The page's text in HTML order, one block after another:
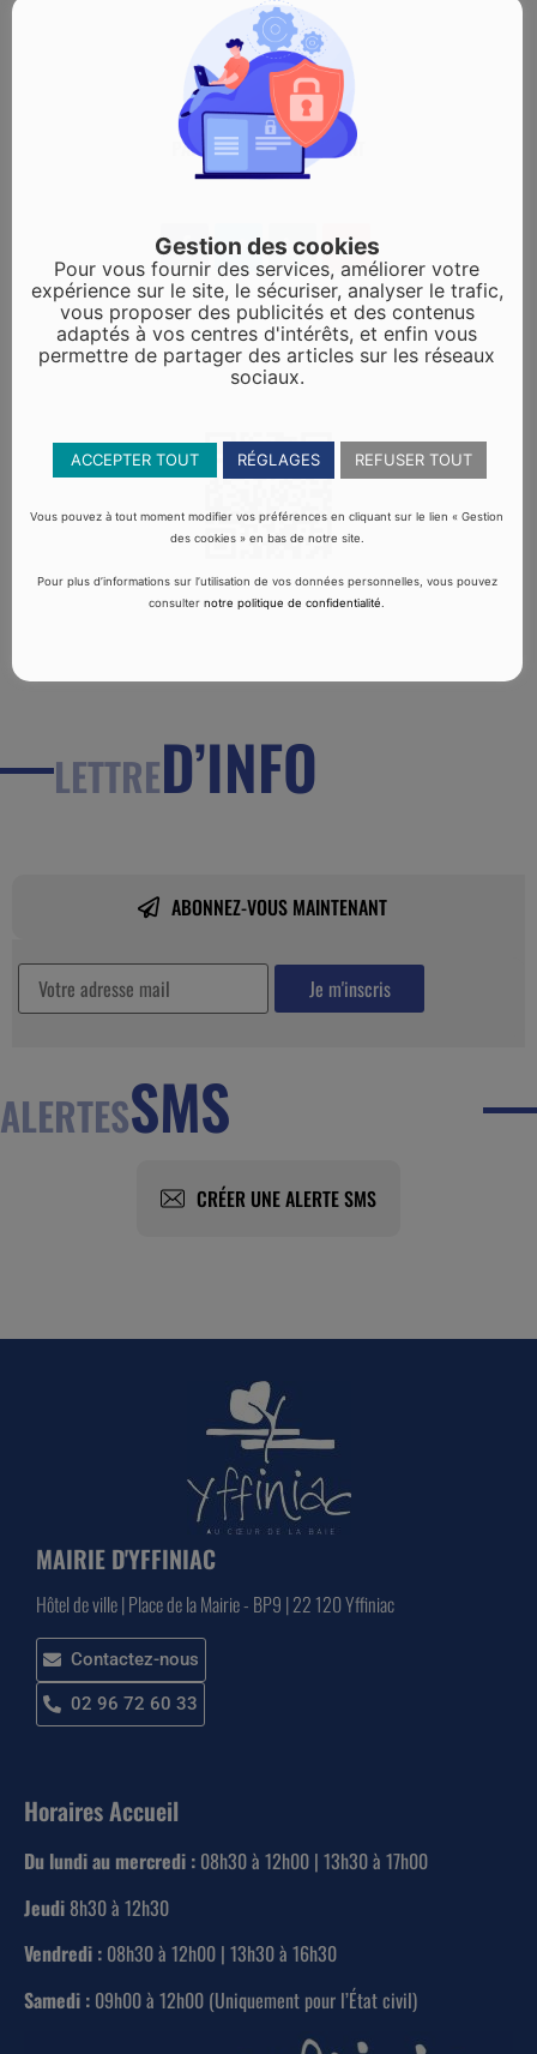
PARTAGEZ CET ÉVÉNEMENT
LETTRED’INFO
ABONNEZ-VOUS MAINTENANT
ALERTESSMS
CRÉER UNE ALERTE SMS
MAIRIE D'YFFINIAC
Hôtel de ville | Place de la Mairie - BP9 | 22 120 Yffiniac
Contactez-nous
02 96 72 60 33
Horaires Accueil
Du lundi au mercredi : 08h30 à 12h00 | 13h30 à 17h00
Jeudi 8h30 à 12h30
Vendredi : 08h30 à 12h00 | 13h30 à 16h30
Samedi : 09h00 à 12h00 (Uniquement pour l’État civil)
Gestion des cookies
Pour vous fournir des services, améliorer votre
expérience sur le site, le sécuriser, analyser le trafic,
vous proposer des publicités et des contenus
adaptés à vos centres d'intérêts, et enfin vous
permettre de partager des articles sur les réseaux
sociaux.
ACCEPTER TOUT RÉGLAGES REFUSER TOUT
Vous pouvez à tout moment modifier vos préférences en cliquant sur le lien « Gestion
des cookies » en bas de notre site.
Pour plus d’informations sur l’utilisation de vos données personnelles, vous pouvez
consulternotre politique de confidentialité.